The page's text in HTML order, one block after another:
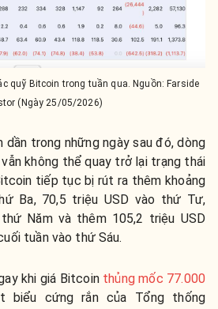
quỹ Bitcoin trong tuần qua. Nguồn: Farside
(Ngày 25/05/2026)
dần trong những ngày sau đó, dòng
không thể quay trở lại trạng thái
tiếp tục bị rút ra thêm khoảng
Ba, 70,5 triệu USD vào thứ Tư,
Năm và thêm 105,2 triệu USD
tuần vào thứ Sáu.
khi giá Bitcoin thủng mốc 77.000
biểu cứng rắn của Tổng thống